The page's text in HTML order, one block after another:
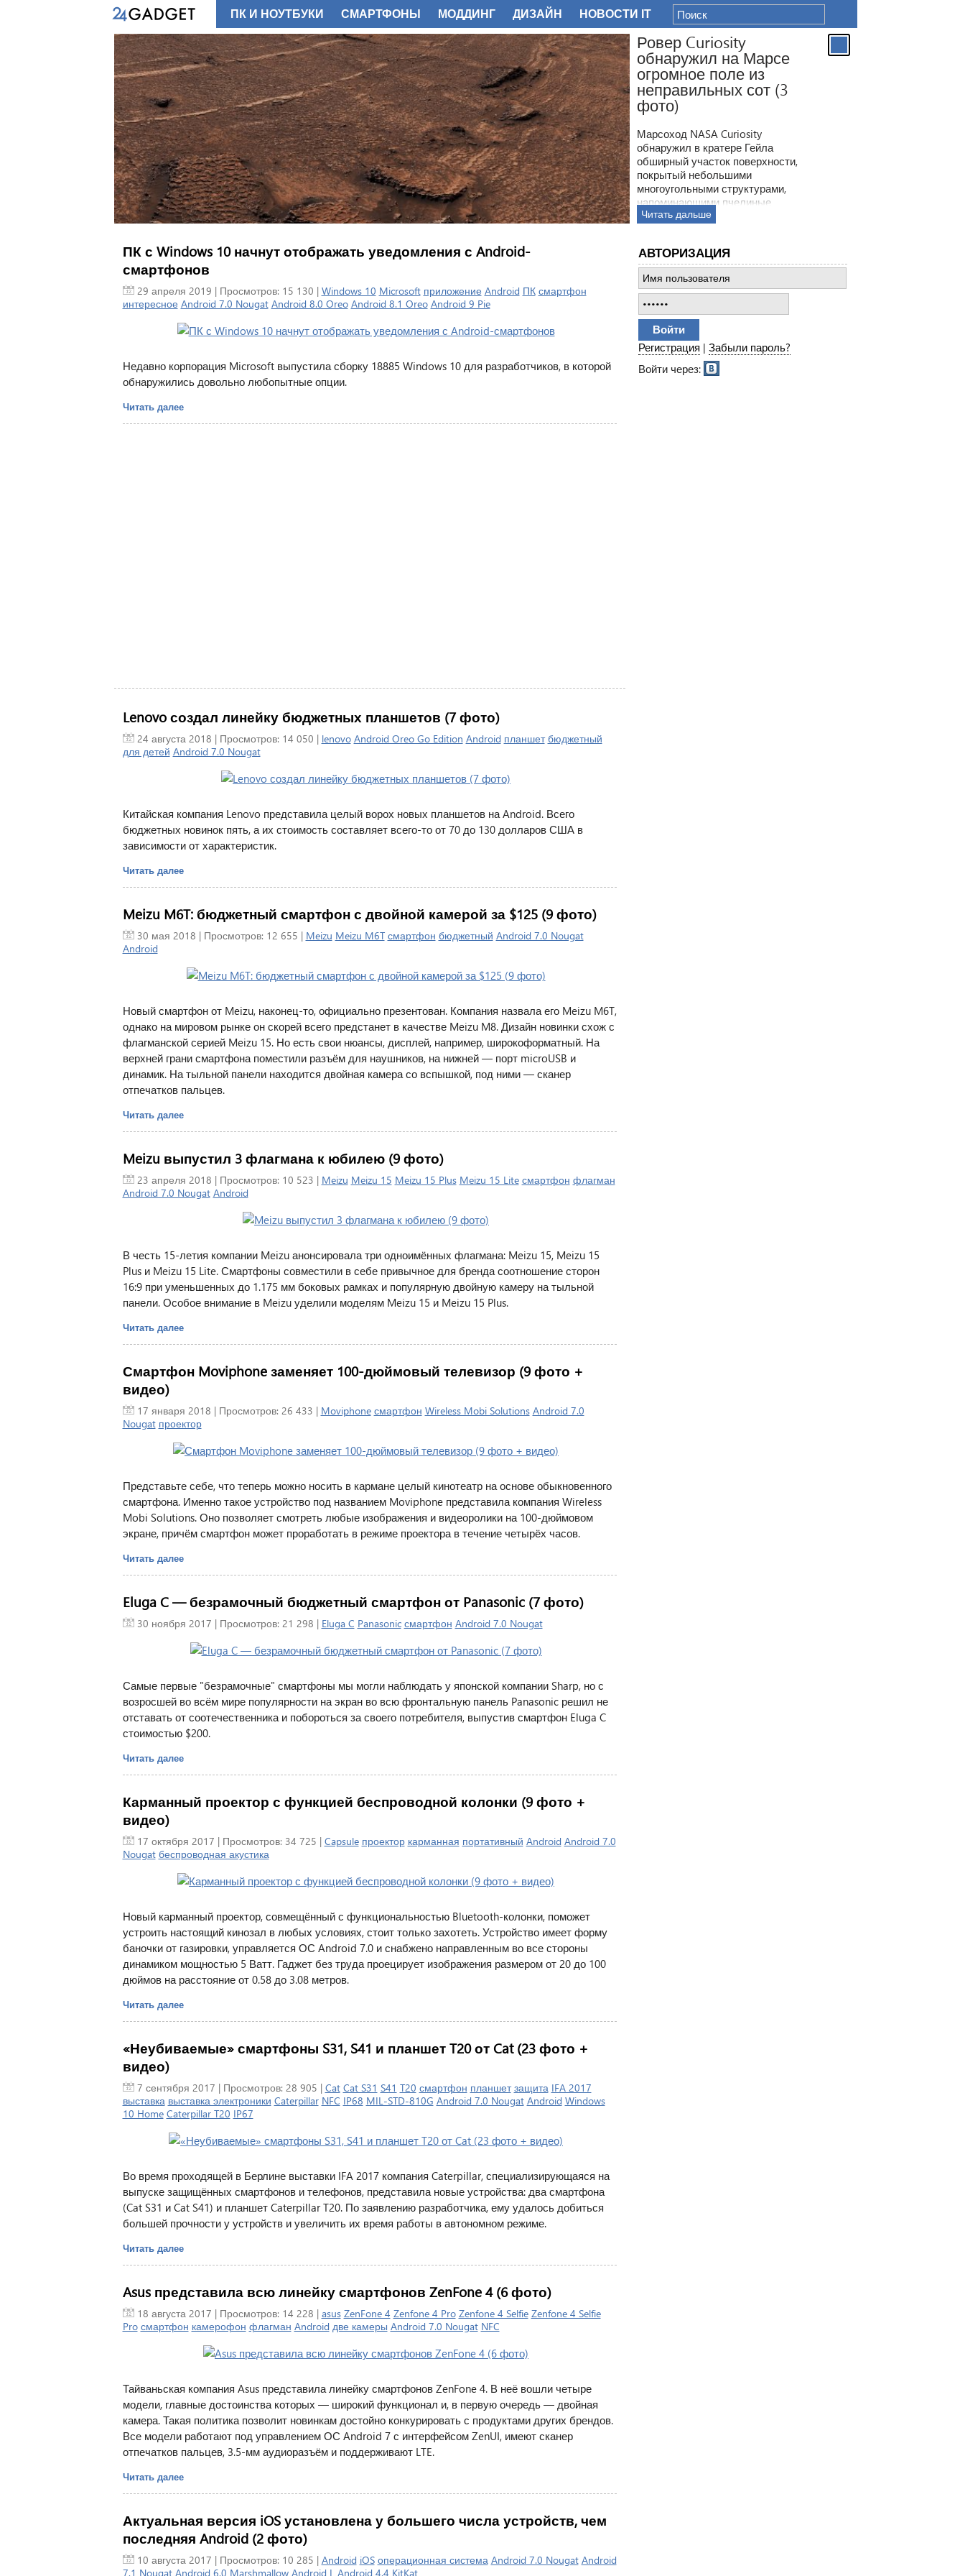
Ровер Curiosity
обнаружил на Марсе
огромное поле из
неправильных сот (3
фото)
Марсоход NASA Curiosity
обнаружил в кратере Гейла
обширный участок поверхности,
покрытый небольшими
многоугольными структурами,
напоминающими пчелиные
соты. Ранее ровер находил
затмила все предыдущее такие
открытия.
Читать дальше
ПК с Windows 10 начнут отображать уведомления с Android-
смартфонов
29 апреля 2019 | Просмотров: 15 130 | Windows 10 Microsoft приложение Android ПК смартфон
интересное Android 7.0 Nougat Android 8.0 Oreo Android 8.1 Oreo Android 9 Pie
Недавно корпорация Microsoft выпустила сборку 18885 Windows 10 для разработчиков, в которой
обнаружились довольно любопытные опции.
Читать далее
Lenovo создал линейку бюджетных планшетов (7 фото)
24 августа 2018 | Просмотров: 14 050 | lenovo Android Oreo Go Edition Android планшет бюджетный
для детей Android 7.0 Nougat
Китайская компания Lenovo представила целый ворох новых планшетов на Android. Всего
бюджетных новинок пять, а их стоимость составляет всего-то от 70 до 130 долларов США в
зависимости от характеристик.
Читать далее
Meizu M6T: бюджетный смартфон с двойной камерой за $125 (9 фото)
30 мая 2018 | Просмотров: 12 655 | Meizu Meizu M6T смартфон бюджетный Android 7.0 Nougat
Android
Новый смартфон от Meizu, наконец-то, официально презентован. Компания назвала его Meizu M6T,
однако на мировом рынке он скорей всего предстанет в качестве Meizu M8. Дизайн новинки схож с
флагманской серией Meizu 15. Но есть свои нюансы, дисплей, например, широкоформатный. На
верхней грани смартфона поместили разъём для наушников, на нижней — порт microUSB и
динамик. На тыльной панели находится двойная камера со вспышкой, под ними — сканер
отпечатков пальцев.
Читать далее
Meizu выпустил 3 флагмана к юбилею (9 фото)
23 апреля 2018 | Просмотров: 10 523 | Meizu Meizu 15 Meizu 15 Plus Meizu 15 Lite смартфон флагман
Android 7.0 Nougat Android
В честь 15-летия компании Meizu анонсировала три одноимённых флагмана: Meizu 15, Meizu 15
Plus и Meizu 15 Lite. Смартфоны совместили в себе привычное для бренда соотношение сторон
16:9 при уменьшенных до 1.175 мм боковых рамках и популярную двойную камеру на тыльной
панели. Особое внимание в Meizu уделили моделям Meizu 15 и Meizu 15 Plus.
Читать далее
Смартфон Moviphone заменяет 100-дюймовый телевизор (9 фото +
видео)
17 января 2018 | Просмотров: 26 433 | Moviphone смартфон Wireless Mobi Solutions Android 7.0
Nougat проектор
Представьте себе, что теперь можно носить в кармане целый кинотеатр на основе обыкновенного
смартфона. Именно такое устройство под названием Moviphone представила компания Wireless
Mobi Solutions. Оно позволяет смотреть любые изображения и видеоролики на 100-дюймовом
экране, причём смартфон может проработать в режиме проектора в течение четырёх часов.
Читать далее
Eluga C — безрамочный бюджетный смартфон от Panasonic (7 фото)
30 ноября 2017 | Просмотров: 21 298 | Eluga C Panasonic смартфон Android 7.0 Nougat
Самые первые "безрамочные" смартфоны мы могли наблюдать у японской компании Sharp, но с
возросшей во всём мире популярности на экран во всю фронтальную панель Panasonic решил не
отставать от соотечественника и побороться за своего потребителя, выпустив смартфон Eluga C
стоимостью $200.
Читать далее
Карманный проектор с функцией беспроводной колонки (9 фото +
видео)
17 октября 2017 | Просмотров: 34 725 | Capsule проектор карманная портативный Android Android 7.0
Nougat беспроводная акустика
Новый карманный проектор, совмещённый с функциональностью Bluetooth-колонки, поможет
устроить настоящий кинозал в любых условиях, стоит только захотеть. Устройство имеет форму
баночки от газировки, управляется ОС Android 7.0 и снабжено направленным во все стороны
динамиком мощностью 5 Ватт. Гаджет без труда проецирует изображения размером от 20 до 100
дюймов на расстояние от 0.58 до 3.08 метров.
Читать далее
«Неубиваемые» смартфоны S31, S41 и планшет T20 от Cat (23 фото +
видео)
7 сентября 2017 | Просмотров: 28 905 | Cat Cat S31 S41 T20 смартфон планшет защита IFA 2017
выставка выставка электроники Caterpillar NFC IP68 MIL-STD-810G Android 7.0 Nougat Android Windows
10 Home Caterpillar T20 IP67
Во время проходящей в Берлине выставки IFA 2017 компания Caterpillar, специализирующаяся на
выпуске защищённых смартфонов и телефонов, представила новые устройства: два смартфона
(Cat S31 и Cat S41) и планшет Caterpillar T20. По заявлению разработчика, ему удалось добиться
большей прочности у устройств и увеличить их время работы в автономном режиме.
Читать далее
Asus представила всю линейку смартфонов ZenFone 4 (6 фото)
18 августа 2017 | Просмотров: 14 228 | asus ZenFone 4 Zenfone 4 Pro Zenfone 4 Selfie Zenfone 4 Selfie
Pro смартфон камерофон флагман Android две камеры Android 7.0 Nougat NFC
Тайваньская компания Asus представила линейку смартфонов ZenFone 4. В неё вошли четыре
модели, главные достоинства которых — широкий функционал и, в первую очередь — двойная
камера. Такая политика позволит новинкам достойно конкурировать с продуктами других брендов.
Все модели работают под управлением ОС Android 7 с интерфейсом ZenUI, имеют сканер
отпечатков пальцев, 3.5-мм аудиоразъём и поддерживают LTE.
Читать далее
Актуальная версия iOS установлена у большего числа устройств, чем
последняя Android (2 фото)
10 августа 2017 | Просмотров: 10 285 | Android iOS операционная система Android 7.0 Nougat Android
7.1 Nougat Android 6.0 Marshmallow Android L Android 4.4 KitKat
АВТОРИЗАЦИЯ
Регистрация | Забыли пароль?
Войти через:
ПК И НОУТБУКИ СМАРТФОНЫ МОДДИНГ ДИЗАЙН НОВОСТИ IT
ФОТО